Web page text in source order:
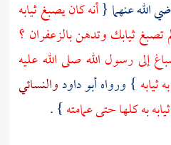
الله عنهما {أنه كان يصبغ ثيابه
تصبغ ثيابك وتدهن بالزعفران ؟
إلى رسول الله صلى الله عليه
} ورواهأبو داودوالنسائي
به كلها حتى عمامته} .